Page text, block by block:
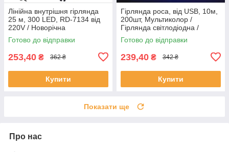
Лінійна внутрішня гірлянда
25 м, 300 LED, RD-7134 від
220V / Новорічна
світлодіодна гірлянда "Нитка"
Готово до відправки
253,40 ₴ 362 ₴
Купити
Гірлянда роса, від USB, 10м,
200шт, Мультиколор /
Гірлянда світлодіодна /
Новорічна гірлянда
Готово до відправки
239,40 ₴ 342 ₴
Купити
Показати ще
Про нас